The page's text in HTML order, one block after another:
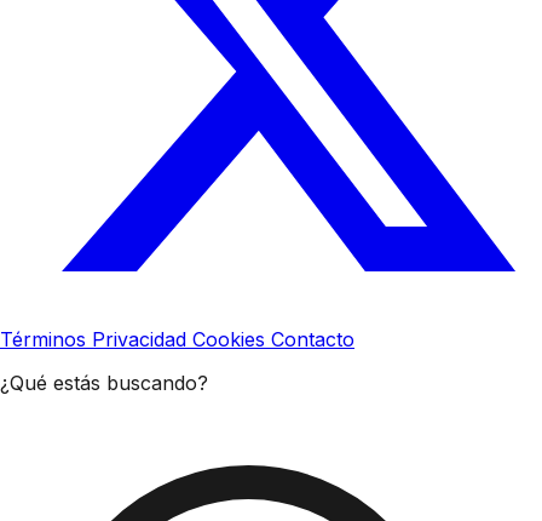
Términos Privacidad Cookies Contacto
¿Qué estás buscando?